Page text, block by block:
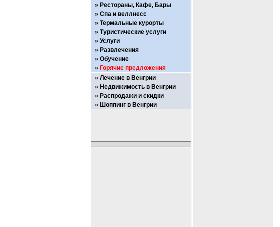
Рестораны, Кафе, Бары
Спа и веллнесс
Термальные курорты
Туристические услуги
Услуги
Развлечения
Обучение
Горячие предложения
Лечение в Венгрии
Недвижимость в Венгрии
Распродажи и скидки
Шоппинг в Венгрии